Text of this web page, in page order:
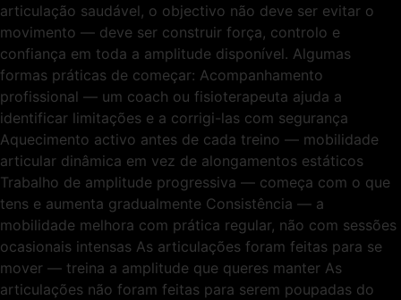
articulação saudável, o objectivo não deve ser evitar o
movimento — deve ser construir força, controlo e
confiança em toda a amplitude disponível. Algumas
formas práticas de começar: Acompanhamento
profissional — um coach ou fisioterapeuta ajuda a
identificar limitações e a corrigi-las com segurança
Aquecimento activo antes de cada treino — mobilidade
articular dinâmica em vez de alongamentos estáticos
Trabalho de amplitude progressiva — começa com o que
tens e aumenta gradualmente Consistência — a
mobilidade melhora com prática regular, não com sessões
ocasionais intensas As articulações foram feitas para se
mover — treina a amplitude que queres manter As
articulações não foram feitas para serem poupadas do